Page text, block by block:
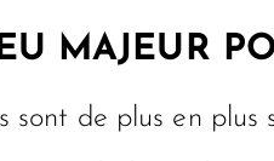
MAJEUR
sont de plus en